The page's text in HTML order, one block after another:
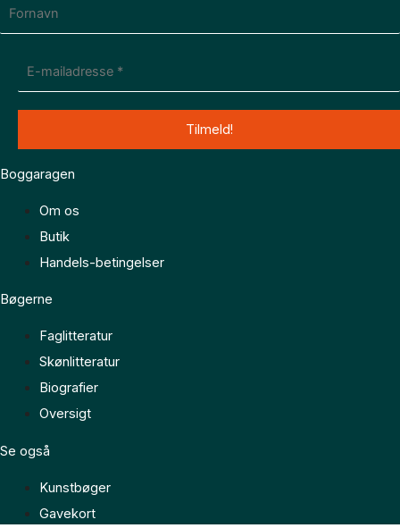
Boggaragen
Om os
Butik
Handels-betingelser
Bøgerne
Faglitteratur
Skønlitteratur
Biografier
Oversigt
Se også
Kunstbøger
Gavekort